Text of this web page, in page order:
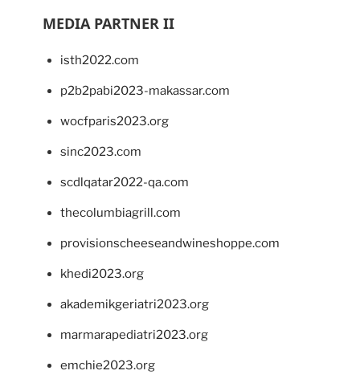
MEDIA PARTNER II
isth2022.com
p2b2pabi2023-makassar.com
wocfparis2023.org
sinc2023.com
scdlqatar2022-qa.com
thecolumbiagrill.com
provisionscheeseandwineshoppe.com
khedi2023.org
akademikgeriatri2023.org
marmarapediatri2023.org
emchie2023.org